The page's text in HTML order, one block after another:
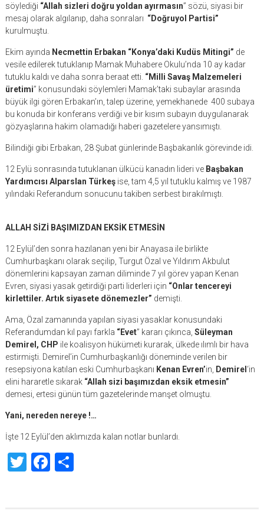
söylediği “Allah sizleri doğru yoldan ayırmasın” sözü, siyasi bir
mesaj olarak algılanıp, daha sonraları “Doğruyol Partisi”
kurulmuştu.
Ekim ayında Necmettin Erbakan “Konya’daki Kudüs Mitingi” de
vesile edilerek tutuklanıp Mamak Muhabere Okulu’nda 10 ay kadar
tutuklu kaldı ve daha sonra beraat etti. “Milli Savaş Malzemeleri
üretimi” konusundaki söylemleri Mamak’taki subaylar arasında
büyük ilgi gören Erbakan’ın, talep üzerine, yemekhanede 400 subaya
bu konuda bir konferans verdiği ve bir kısım subayın duygulanarak
gözyaşlarına hakim olamadığı haberi gazetelere yansımıştı.
Bilindiği gibi Erbakan, 28 Şubat günlerinde Başbakanlık görevinde idi.
12 Eylü sonrasında tutuklanan ülkücü kanadın lideri ve Başbakan
Yardımcısı Alparslan Türkeşise, tam 4,5 yıl tutuklu kalmış ve 1987
yılındaki Referandum sonucunu takiben serbest bırakılmıştı.
ALLAH SİZİ BAŞIMIZDAN EKSİK ETMESİN
12 Eylül’den sonra hazılanan yeni bir Anayasa ile birlikte
Cumhurbaşkanı olarak seçilip, Turgut Özal ve Yıldırım Akbulut
dönemlerini kapsayan zaman diliminde 7 yıl görev yapan Kenan
Evren, siyasi yasak getirdiği parti liderleri için “Onlar tencereyi
kirlettiler. Artık siyasete dönemezler” demişti.
Ama, Özal zamanında yapılan siyasi yasaklar konusundaki
Referandumdan kıl payı farkla “Evet” kararı çıkınca, Süleyman
Demirel, CHP ile koalisyon hükümeti kurarak, ülkede ılımlı bir hava
estirmişti. Demirel’in Cumhurbaşkanlığı döneminde verilen bir
resepsiyona katılan eski Cumhurbaşkanı Kenan Evren’in, Demirel ‘in
elini hararetle sıkarak “Allah sizi başımızdan eksik etmesin”
demesi, ertesi günün tüm gazetelerinde manşet olmuştu.
Yani, nereden nereye !…
İşte 12 Eylül’den aklımızda kalan notlar bunlardı.
TwitterFacebook
Share